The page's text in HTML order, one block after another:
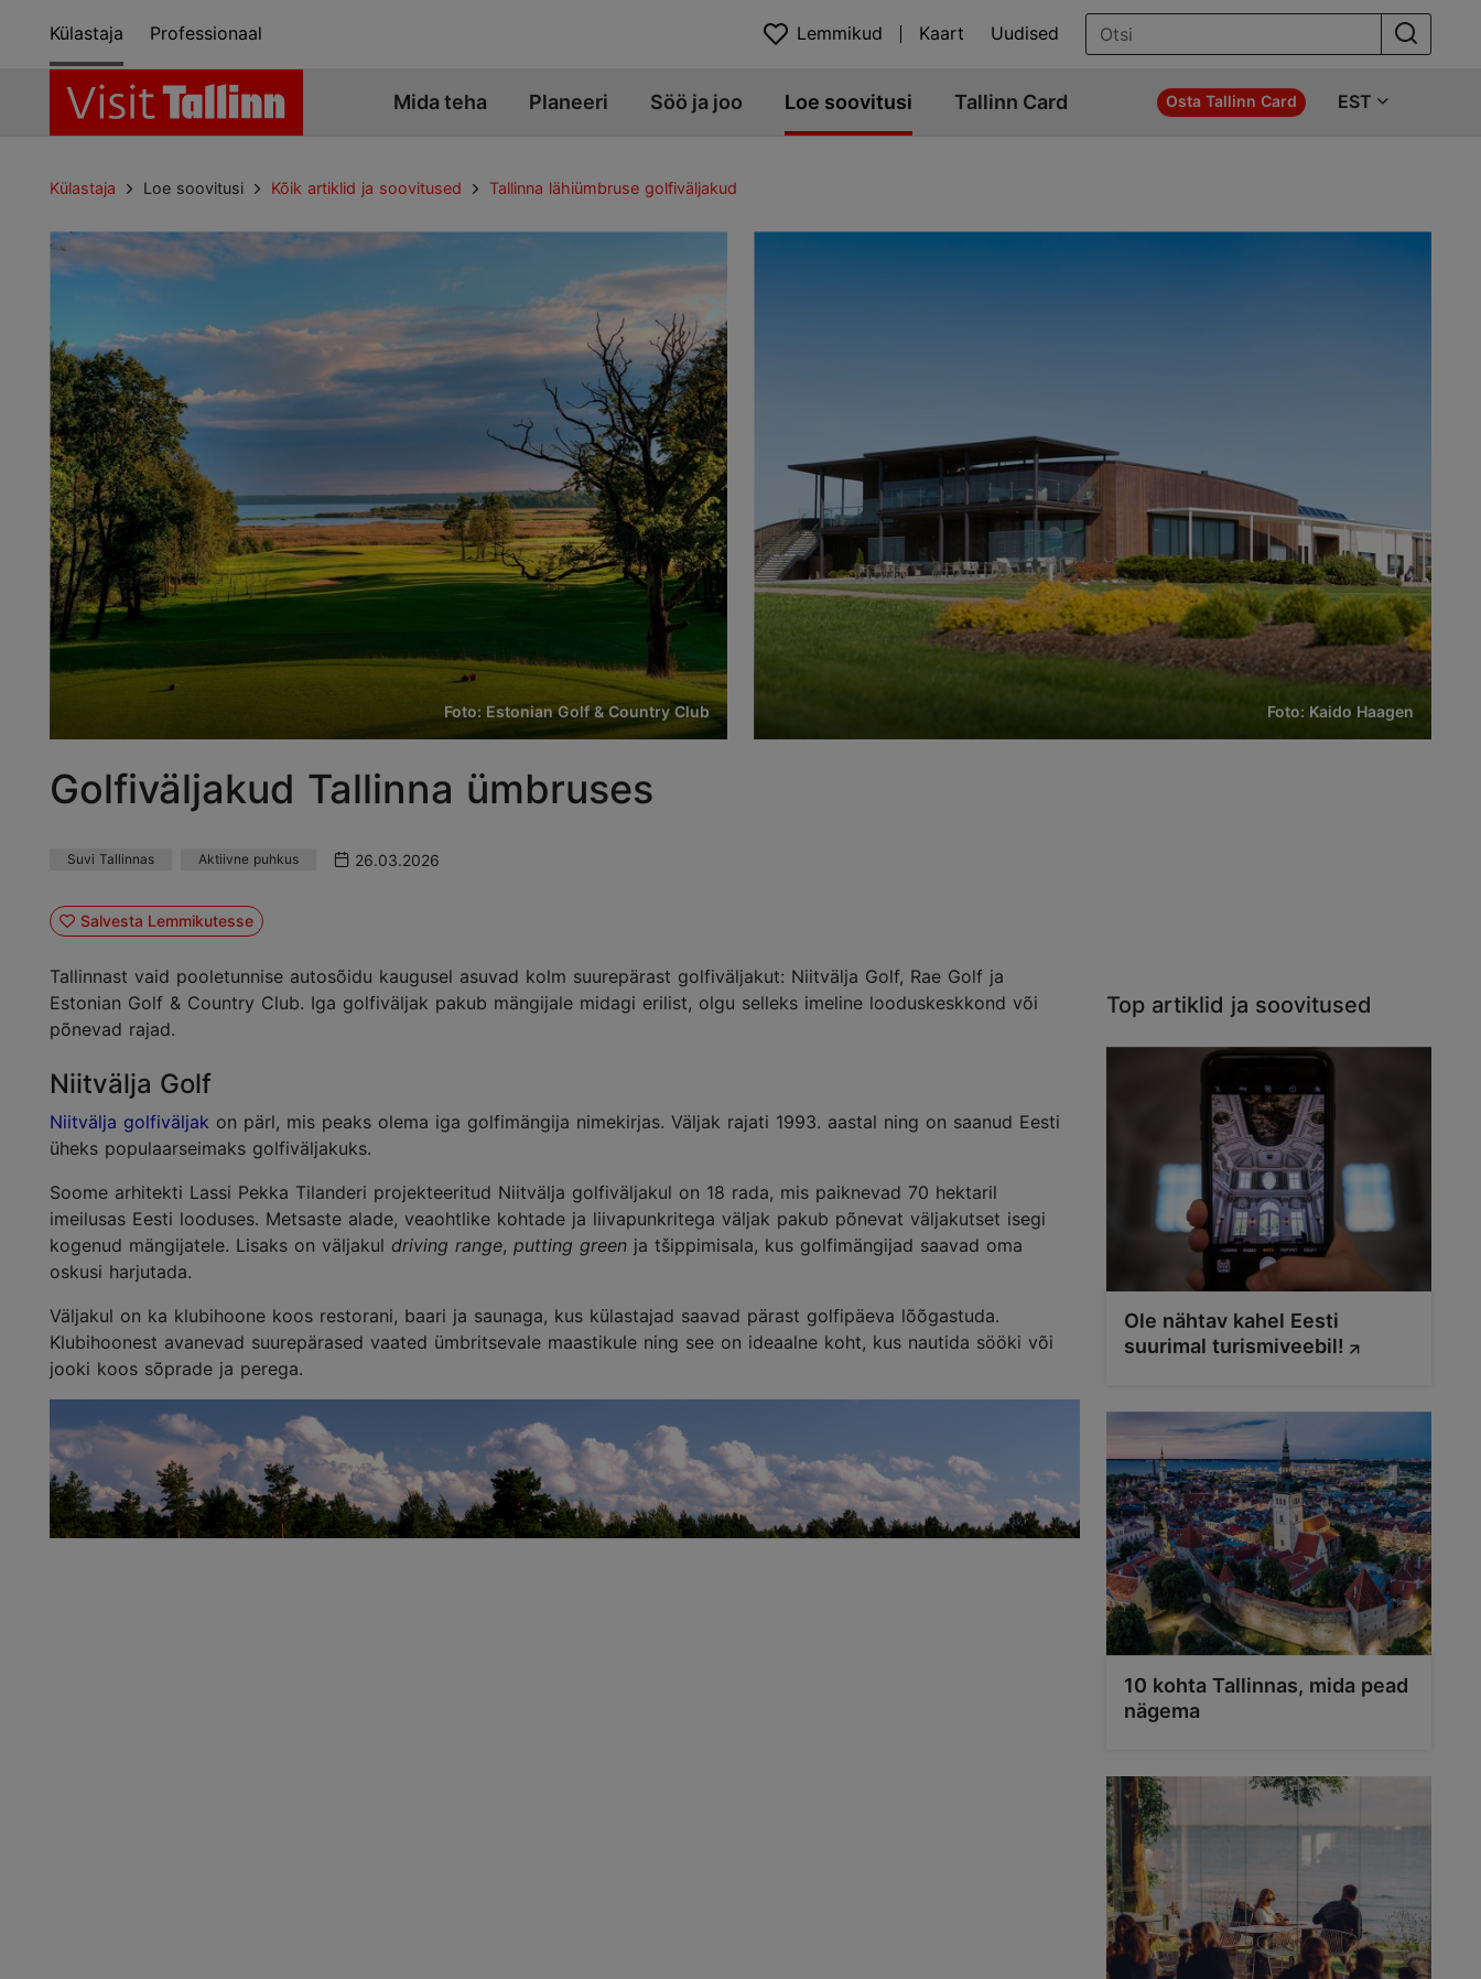
Külastaja Professionaal Lemmikud Kaart Uudised
Mida teha Planeeri Söö ja joo Loe soovitusi Tallinn Card Osta Tallinn Card EST
Külastaja Loe soovitusi Kõik artiklid ja soovitused Tallinna lähiümbruse golfiväljakud
Foto: Estonian Golf & Country Club Foto: Kaido Haagen
Golfiväljakud Tallinna ümbruses
Suvi Tallinnas Aktiivne puhkus 26.03.2026
Salvesta Lemmikutesse
Tallinnast vaid pooletunnise autosõidu kaugusel asuvad kolm suurepärast golfiväljakut: Niitvälja Golf, Rae Golf ja
Estonian Golf & Country Club. Iga golfiväljak pakub mängijale midagi erilist, olgu selleks imeline looduskeskkond või
põnevad rajad.
Niitvälja Golf
Niitvälja golfiväljak on pärl, mis peaks olema iga golfimängija nimekirjas. Väljak rajati 1993. aastal ning on saanud Eesti
üheks populaarseimaks golfiväljakuks.
Soome arhitekti Lassi Pekka Tilanderi projekteeritud Niitvälja golfiväljakul on 18 rada, mis paiknevad 70 hektaril
imeilusas Eesti looduses. Metsaste alade, veaohtlike kohtade ja liivapunkritega väljak pakub põnevat väljakutset isegi
kogenud mängijatele. Lisaks on väljakul driving range, putting green ja tšippimisala, kus golfimängijad saavad oma
oskusi harjutada.
Väljakul on ka klubihoone koos restorani, baari ja saunaga, kus külastajad saavad pärast golfipäeva lõõgastuda.
Klubihoonest avanevad suurepärased vaated ümbritsevale maastikule ning see on ideaalne koht, kus nautida sööki või
jooki koos sõprade ja perega.
Top artiklid ja soovitused
Ole nähtav kahel Eesti
suurimal turismiveebil!
10 kohta Tallinnas, mida pead
nägema